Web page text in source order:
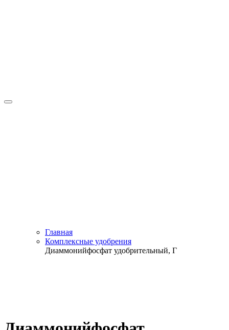
Главная
Комплексные удобрения
Диаммонийфосфат удобрительный, Г